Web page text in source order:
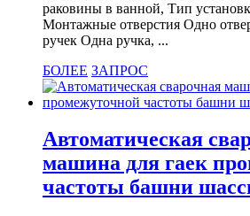
раковины в ванной, Тип
Монтажные отверстия Одно
ручек Одна ручка, ...
БОЛЕЕ ЗАПРОС
Автоматическая
машина для гаек
частоты башни